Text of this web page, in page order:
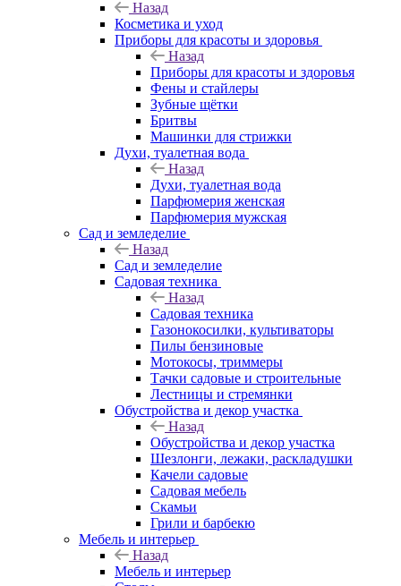
Назад
Косметика и уход
Приборы для красоты и здоровья
Назад
Приборы для красоты и здоровья
Фены и стайлеры
Зубные щётки
Бритвы
Машинки для стрижки
Духи, туалетная вода
Назад
Духи, туалетная вода
Парфюмерия женская
Парфюмерия мужская
Сад и земледелие
Назад
Сад и земледелие
Садовая техника
Назад
Садовая техника
Газонокосилки, культиваторы
Пилы бензиновые
Мотокосы, триммеры
Тачки садовые и строительные
Лестницы и стремянки
Обустройства и декор участка
Назад
Обустройства и декор участка
Шезлонги, лежаки, раскладушки
Качели садовые
Садовая мебель
Скамьи
Грили и барбекю
Мебель и интерьер
Назад
Мебель и интерьер